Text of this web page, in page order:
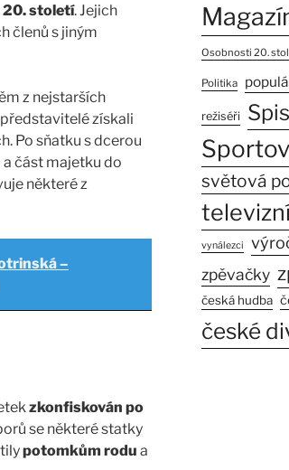
20. století. Jejich
členů s jiným
z nejstarších
získali
Po sňatku s dcerou
část majetku do
některé z
–
zkonfiskován po
se některé statky
potomkům rodu a
Osobnosti 20.
Politika
režiséři
světová
vynálezci
zpěvačky
česká hudba
české